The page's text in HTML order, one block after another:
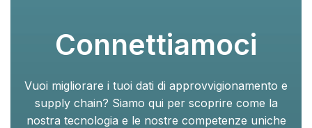
Connettiamoci
Vuoi migliorare i tuoi dati di approvvigionamento e
supply chain? Siamo qui per scoprire come la
nostra tecnologia e le nostre competenze uniche